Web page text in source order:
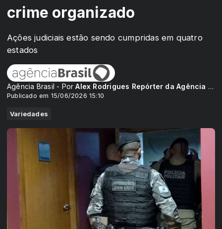
crime organizado
Ações judiciais estão sendo cumpridas em quatro
estados
Agência Brasil - PorAlex Rodrigues Repórter da Agência Brasil
Publicado em 15/06/2026 15:10
Variedades